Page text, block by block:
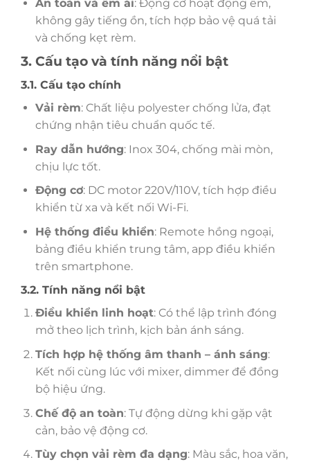
An toàn và êm ái: Động cơ hoạt động êm,
không gây tiếng ồn, tích hợp bảo vệ quá tải
và chống kẹt rèm.
3. Cấu tạo và tính năng nổi bật
3.1. Cấu tạo chính
Vải rèm: Chất liệu polyester chống lửa, đạt
chứng nhận tiêu chuẩn quốc tế.
Ray dẫn hướng: Inox 304, chống mài mòn,
chịu lực tốt.
Động cơ: DC motor 220V/110V, tích hợp điều
khiển từ xa và kết nối Wi-Fi.
Hệ thống điều khiển: Remote hồng ngoại,
bảng điều khiển trung tâm, app điều khiển
trên smartphone.
3.2. Tính năng nổi bật
Điều khiển linh hoạt: Có thể lập trình đóng
mở theo lịch trình, kịch bản ánh sáng.
Tích hợp hệ thống âm thanh – ánh sáng:
Kết nối cùng lúc với mixer, dimmer để đồng
bộ hiệu ứng.
Chế độ an toàn: Tự động dừng khi gặp vật
cản, bảo vệ động cơ.
Tùy chọn vải rèm đa dạng: Màu sắc, hoa văn,